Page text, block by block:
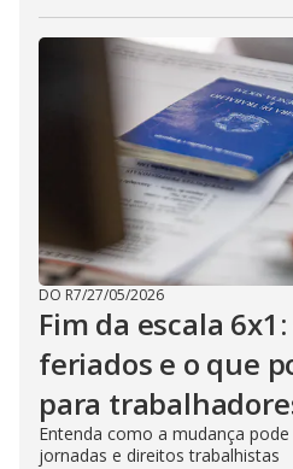
DO R7/27/05/2026
Fim da escala
feriados e o que
para
Entenda como a mudança
jornadas e direitos trabalhistas